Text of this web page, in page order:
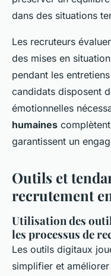
dans des situations
Les recruteurs
des mises en
pendant les
candidats disposent
émotionnelles
humaines
garantissent un
Outils et
recrutement
Utilisation des
les processus de
Les outils digitaux
simplifier et améliorer